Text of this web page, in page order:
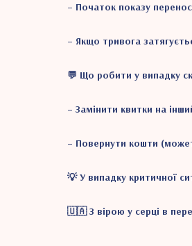
– Початок показу
– Якщо тривога
💬 Що робити у випадку
– Замінити квитки на
– Повернути кошти
💡 У випадку критичної
🇺🇦 З вірою у серці в